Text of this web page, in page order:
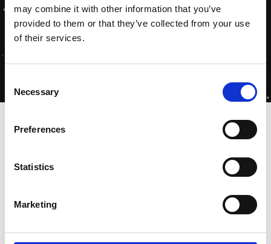
may combine it with other information that you’ve
provided to them or that they’ve collected from your use
of their services.
Selection
Necessary
Preferences
Statistics
Marketing
Home